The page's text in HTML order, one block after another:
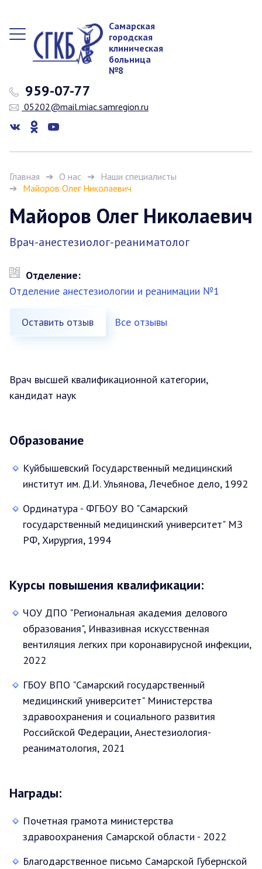
Самарская
городская
клиническая
больница
№8
959-07-77
05202@mail.miac.samregion.ru
Главная О нас
Наши специалисты
Майоров Олег Николаевич
Майоров Олег Николаевич
Врач-анестезиолог-реаниматолог
Отделение:
Отделение анестезиологии и реанимации №1
Оставить отзыв Все отзывы
Врач высшей квалификационной категории,
кандидат наук
Образование
Куйбышевский Государственный медицинский
институт им. Д.И. Ульянова, Лечебное дело, 1992
Ординатура - ФГБОУ ВО "Самарский
государственный медицинский университет" МЗ
РФ, Хирургия, 1994
Курсы повышения квалификации:
ЧОУ ДПО "Региональная академия делового
образования", Инвазивная искусственная
вентиляция легких при коронавирусной инфекции,
2022
ГБОУ ВПО "Самарский государственный
медицинский университет" Министерства
здравоохранения и социального развития
Российской Федерации, Анестезиология-
реаниматология, 2021
Награды:
Почетная грамота министерства
здравоохранения Самарской области - 2022
Благодарственное письмо Самарской Губернской